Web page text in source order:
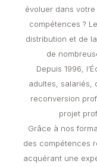
évoluer dans
compétences ?
distribution et de
de
Depuis 1996,
adultes, salariés,
reconversion
projet
Grâce à nos
des compétences
acquérant une